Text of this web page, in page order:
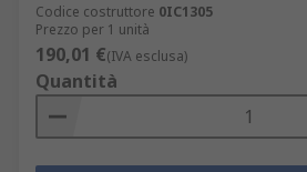
Codice costruttore 0IC1305
Prezzo per 1 unità
190,01 €(IVA esclusa)
Quantità